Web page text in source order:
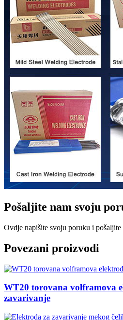
Pošaljite nam svoju
Ovdje napišite svoju poruku i pošaljite
Povezani proizvodi
WT20 torovana volframova
zavarivanje